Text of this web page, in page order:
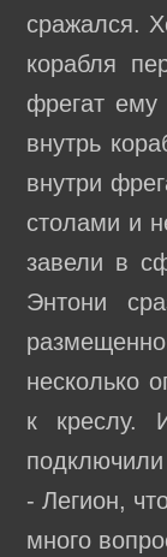
сражался.
корабля
фрегат
внутрь
внутри
столами и
завели в
Энтони
несколько
к креслу.
- Легион,
много